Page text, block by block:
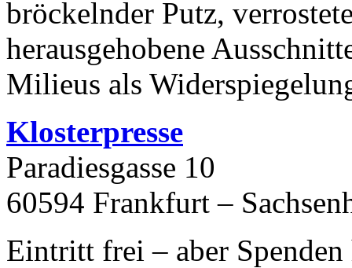
bröckelnder Putz,
herausgehobene
Milieus als
Klosterpresse
Paradiesgasse 10
60594 Frankfurt –
Eintritt frei – aber